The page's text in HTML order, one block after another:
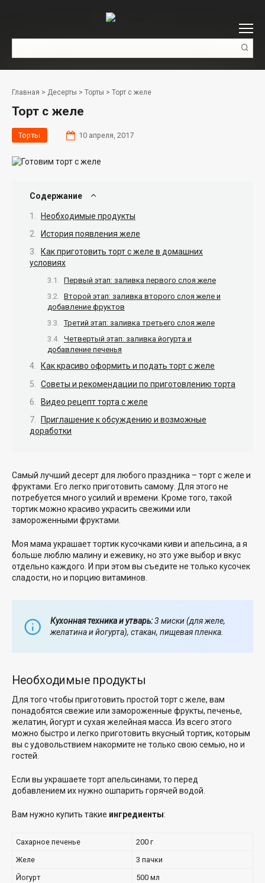
Главная > Десерты > Торты > Торт с желе
Торт с желе
Торты 10 апреля, 2017
Содержание
Необходимые продукты
История появления желе
Как приготовить торт с желе в домашних
условиях
Первый этап: заливка первого слоя желе
Второй этап: заливка второго слоя желе и
добавление фруктов
Третий этап: заливка третьего слоя желе
Четвертый этап: заливка йогурта и
добавление печенья
Как красиво оформить и подать торт с желе
Советы и рекомендации по приготовлению торта
Видео рецепт торта с желе
Приглашение к обсуждению и возможные
доработки
Самый лучший десерт для любого праздника – торт с желе и
фруктами. Его легко приготовить самому. Для этого не
потребуется много усилий и времени. Кроме того, такой
тортик можно красиво украсить свежими или
замороженными фруктами.
Моя мама украшает тортик кусочками киви и апельсина, а я
больше люблю малину и ежевику, но это уже выбор и вкус
отдельно каждого. И при этом вы съедите не только кусочек
сладости, но и порцию витаминов.
Кухонная техника и утварь:3 миски (для желе,
желатина и йогурта), стакан, пищевая пленка.
Необходимые продукты
Для того чтобы приготовить простой торт с желе, вам
понадобятся свежие или замороженные фрукты, печенье,
желатин, йогурт и сухая желейная масса. Из всего этого
можно быстро и легко приготовить вкусный тортик, которым
вы с удовольствием накормите не только свою семью, но и
гостей.
Если вы украшаете торт апельсинами, то перед
добавлением их нужно ошпарить горячей водой.
Вам нужно купить такие ингредиенты:
Сахарное печенье
200 г
Желе
3 пачки
Йогурт
500 мл